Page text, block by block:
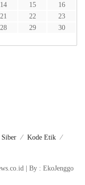
14 15
16
21 22
23
28 29
30
Siber
Kode Etik
| By : EkoJenggo